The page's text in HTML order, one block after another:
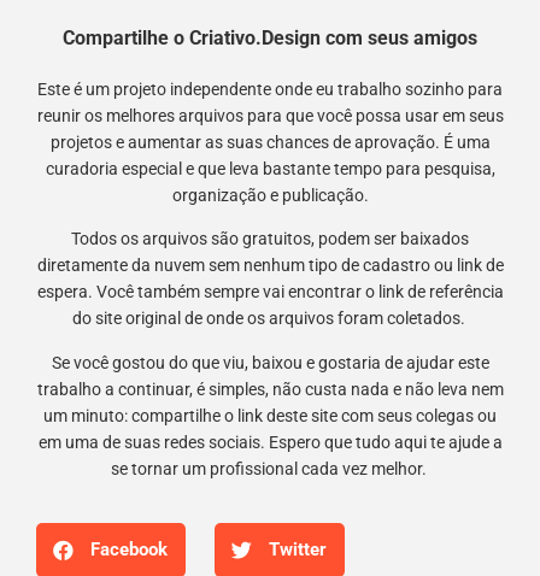
Compartilhe o Criativo.Design com seus amigos
Este é um projeto independente onde eu trabalho sozinho para
reunir os melhores arquivos para que você possa usar em seus
projetos e aumentar as suas chances de aprovação. É uma
curadoria especial e que leva bastante tempo para pesquisa,
organização e publicação.
Todos os arquivos são gratuitos, podem ser baixados
diretamente da nuvem sem nenhum tipo de cadastro ou link de
espera. Você também sempre vai encontrar o link de referência
do site original de onde os arquivos foram coletados.
Se você gostou do que viu, baixou e gostaria de ajudar este
trabalho a continuar, é simples, não custa nada e não leva nem
um minuto: compartilhe o link deste site com seus colegas ou
em uma de suas redes sociais. Espero que tudo aqui te ajude a
se tornar um profissional cada vez melhor.
Facebook Twitter